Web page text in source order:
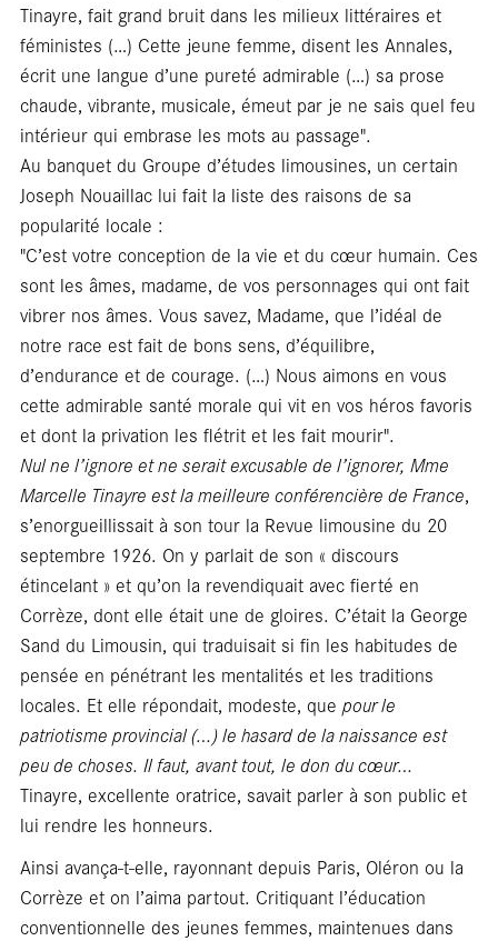
Tinayre, fait grand bruit dans les milieux littéraires et
féministes (…) Cette jeune femme, disent les Annales,
écrit une langue d’une pureté admirable (…) sa prose
chaude, vibrante, musicale, émeut par je ne sais quel feu
intérieur qui embrase les mots au passage".
Au banquet du Groupe d’études limousines, un certain
Joseph Nouaillac lui fait la liste des raisons de sa
popularité locale :
"C’est votre conception de la vie et du cœur humain. Ces
sont les âmes, madame, de vos personnages qui ont fait
vibrer nos âmes. Vous savez, Madame, que l’idéal de
notre race est fait de bons sens, d’équilibre,
d’endurance et de courage. (…) Nous aimons en vous
cette admirable santé morale qui vit en vos héros favoris
et dont la privation les flétrit et les fait mourir".
Nul ne l’ignore et ne serait excusable de l’ignorer, Mme
Marcelle Tinayre est la meilleure conférencière de France,
s’enorgueillissait à son tour la Revue limousine du 20
septembre 1926. On y parlait de son « discours
étincelant » et qu’on la revendiquait avec fierté en
Corrèze, dont elle était une de gloires. C’était la George
Sand du Limousin, qui traduisait si fin les habitudes de
pensée en pénétrant les mentalités et les traditions
locales. Et elle répondait, modeste, que pour le
patriotisme provincial (…) le hasard de la naissance est
peu de choses. Il faut, avant tout, le don du cœur…
Tinayre, excellente oratrice, savait parler à son public et
lui rendre les honneurs.
Ainsi avança-t-elle, rayonnant depuis Paris, Oléron ou la
Corrèze et on l’aima partout. Critiquant l’éducation
conventionnelle des jeunes femmes, maintenues dans